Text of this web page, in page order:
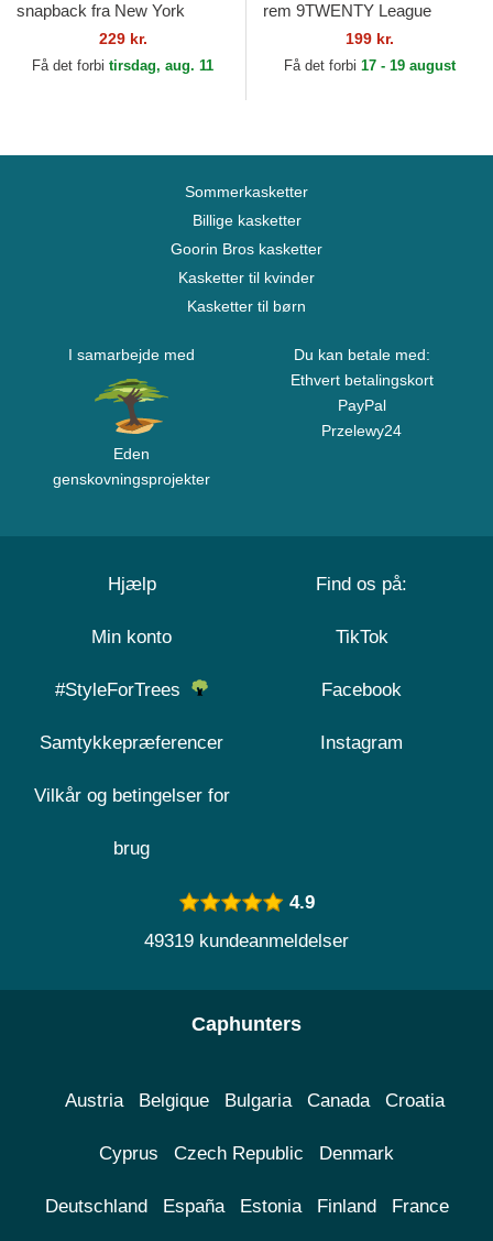
snapback fra New York
Yankees MLB af 47 Brand
229 kr.
Få det forbi tirsdag, aug. 11
rem 9TWENTY League
Essential fra New York
Yankees MLB af New Era
199 kr.
Få det forbi 17 - 19 august
Sommerkasketter
Billige kasketter
Goorin Bros kasketter
Kasketter til kvinder
Kasketter til børn
I samarbejde med
Eden
genskovningsprojekter
Du kan betale med:
Ethvert betalingskort
PayPal
Przelewy24
Hjælp
Min konto
#StyleForTrees
Samtykkepræferencer
Vilkår og betingelser for
brug
Find os på:
TikTok
Facebook
Instagram
4.9
49319 kundeanmeldelser
Caphunters
Austria Belgique Bulgaria Canada Croatia
Cyprus Czech Republic Denmark
Deutschland España Estonia Finland France